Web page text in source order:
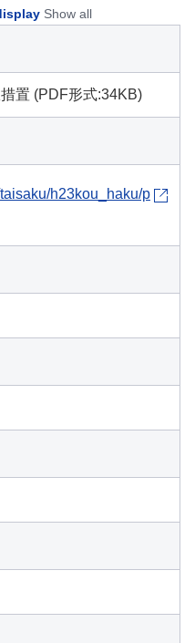
Show all
置 (PDF形式:34KB)
h23kou_haku/p